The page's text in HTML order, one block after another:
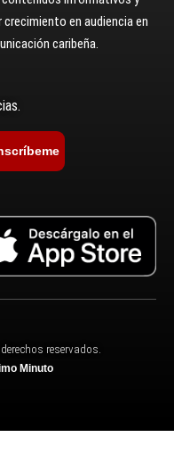
en audiencia en
caribeña.
reservados.
Minuto